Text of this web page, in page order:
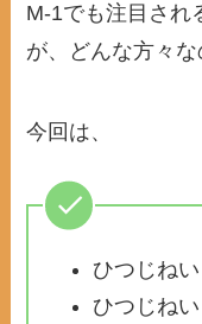
M-1でも注目され
が、どんな方々な
今回は、
ひつじね
ひつじね